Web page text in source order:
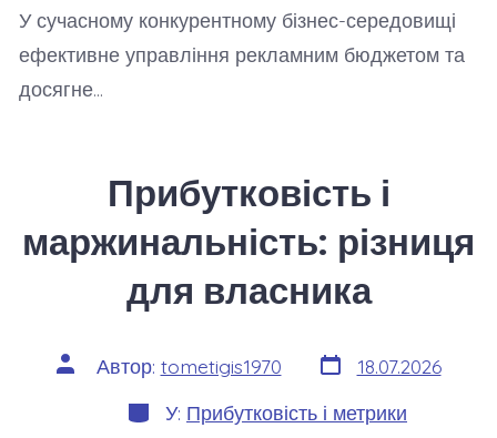
У сучасному конкурентному бізнес-середовищі
ефективне управління рекламним бюджетом та
досягне…
Прибутковість і
маржинальність: різниця
для власника
Автор
запису
Автор: tometigis1970 Дата
запису
18.07.2026
Категорії
У: Прибутковість і метрики